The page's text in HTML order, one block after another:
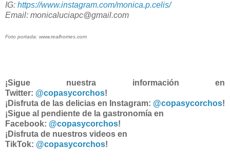
IG: https://www.instagram.com/monica.p.celis/
Email: monicaluciapc@gmail.com
Foto portada: www.realhomes.com
¡Sigue nuestra información en
Twitter: @copasycorchos!
¡Disfruta de las delicias en Instagram: @copasycorchos!
¡Sigue al pendiente de la gastronomía en
Facebook: @copasycorchos!
¡Disfruta de nuestros videos en
TikTok: @copasycorchos!